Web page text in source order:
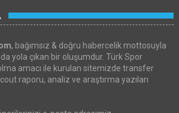
, bağımsız & doğru habercelik mottosuyla
yola çıkan bir oluşumdur. Türk Spor
amacı ile kurulan sitemizde transfer
raporu, analiz ve araştırma yazıları